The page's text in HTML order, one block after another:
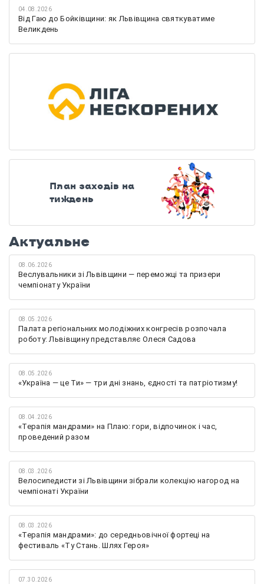
04.08.2026
Від Гаю до Бойківщини: як Львівщина святкуватиме
Великдень
План заходів на
тиждень
Актуальне
08.06.2026
Веслувальники зі Львівщини — переможці та призери
чемпіонату України
08.05.2026
Палата регіональних молодіжних конгресів розпочала
роботу: Львівщину представляє Олеся Садова
08.05.2026
«Україна — це Ти» — три дні знань, єдності та патріотизму!
08.04.2026
«Терапія мандрами» на Плаю: гори, відпочинок і час,
проведений разом
08.03.2026
Велосипедисти зі Львівщини зібрали колекцію нагород на
чемпіонаті України
08.03.2026
«Терапія мандрами»: до середньовічної фортеці на
фестиваль «Ту Стань. Шлях Героя»
07.30.2026